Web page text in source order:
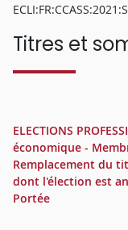
Titres et
ELECTIONS
économique -
Remplacement du
dont l'élection est
Portée